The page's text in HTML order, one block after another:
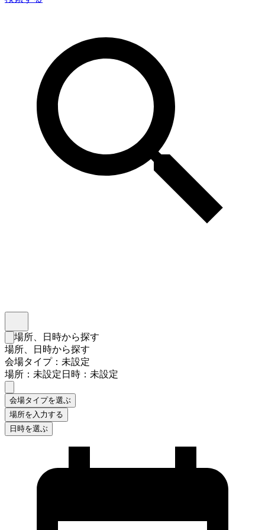
検索フォームを閉じる
場所、日時から探す
場所、日時から探す
会場タイプ：未設定
場所：未設定日時：未設定
会場タイプを選ぶ
場所を入力する
日時を選ぶ